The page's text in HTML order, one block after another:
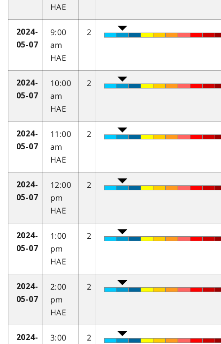
HAE
2024-
05-07
9:00
am
HAE
2
2024-
05-07
10:00
am
HAE
2
2024-
05-07
11:00
am
HAE
2
2024-
05-07
12:00
pm
HAE
2
2024-
05-07
1:00
pm
HAE
2
2024-
05-07
2:00
pm
HAE
2
2024-
3:00
2